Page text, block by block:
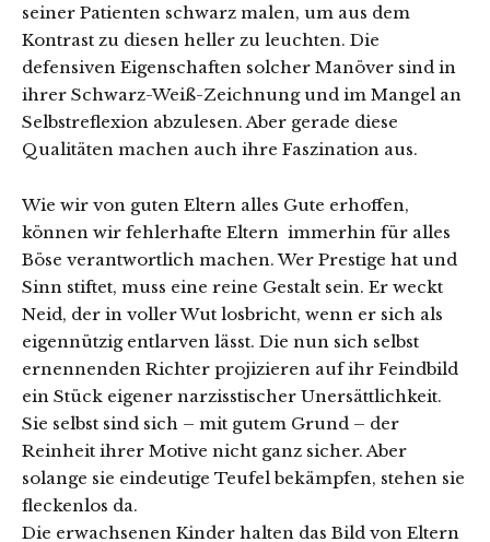
seiner Patienten schwarz malen, um aus dem
Kontrast zu diesen heller zu leuchten. Die
defensiven Eigenschaften solcher Manöver sind in
ihrer Schwarz-Weiß-Zeichnung und im Mangel an
Selbstreflexion abzulesen. Aber gerade diese
Qualitäten machen auch ihre Faszination aus.
Wie wir von guten Eltern alles Gute erhoffen,
können wir fehlerhafte Eltern immerhin für alles
Böse verantwortlich machen. Wer Prestige hat und
Sinn stiftet, muss eine reine Gestalt sein. Er weckt
Neid, der in voller Wut losbricht, wenn er sich als
eigennützig entlarven lässt. Die nun sich selbst
ernennenden Richter projizieren auf ihr Feindbild
ein Stück eigener narzisstischer Unersättlichkeit.
Sie selbst sind sich – mit gutem Grund – der
Reinheit ihrer Motive nicht ganz sicher. Aber
solange sie eindeutige Teufel bekämpfen, stehen sie
fleckenlos da.
Die erwachsenen Kinder halten das Bild von Eltern